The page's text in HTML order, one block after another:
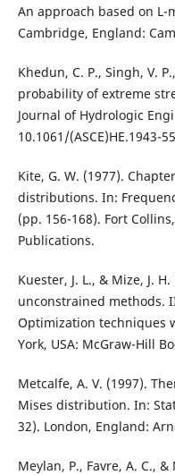
An approach based on L-
Cambridge, England:
Khedun, C. P., Singh, V.
probability of extreme
Journal of Hydrologic
10.1061/(ASCE)HE.1943-
Kite, G. W. (1977).
distributions. In:
(pp. 156-168). Fort
Publications.
Kuester, J. L., & Mize, J.
unconstrained methods.
Optimization techniques
York, USA: McGraw-Hill
Metcalfe, A. V. (1997).
Mises distribution. In:
32). London, England:
Meylan, P., Favre, A. C.,